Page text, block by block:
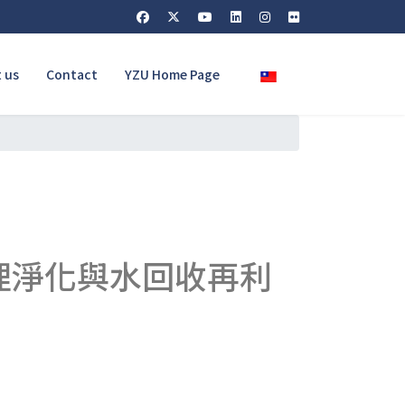
us Contact YZU Home Page Select your language
化與水回收再利